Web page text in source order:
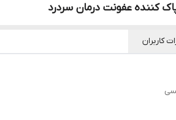
کننده عفونت درمان سردرد
کاربران